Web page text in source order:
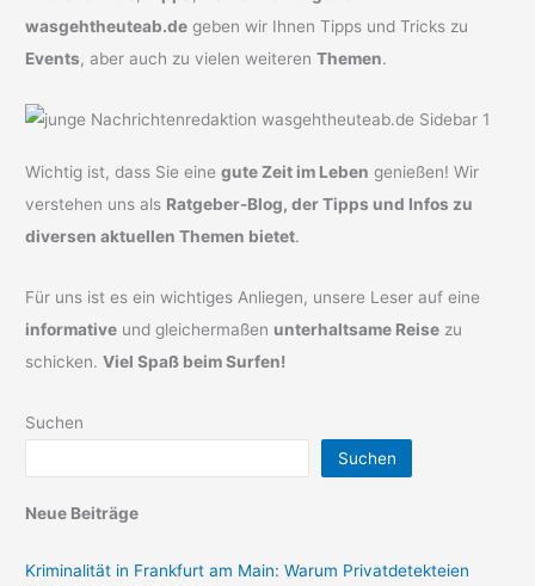
wasgehtheuteab.de geben wir Ihnen Tipps und Tricks zu
Events, aber auch zu vielen weiterenThemen.
Wichtig ist, dass Sie einegute Zeit im Leben genießen! Wir
verstehen uns als Ratgeber-Blog, der Tipps und Infos zu
diversen aktuellen Themen bietet.
Für uns ist es ein wichtiges Anliegen, unsere Leser auf eine
informative und gleichermaßen unterhaltsame Reise zu
schicken.Viel Spaß beim Surfen!
Suchen
Suchen
Neue Beiträge
Kriminalität in Frankfurt am Main: Warum Privatdetekteien